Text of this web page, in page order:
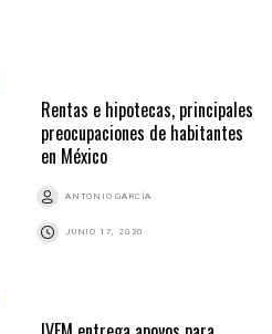
Rentas e hipotecas, principales
preocupaciones de habitantes
en México
ANTONIO GARCÍA
JUNIO 17, 2020